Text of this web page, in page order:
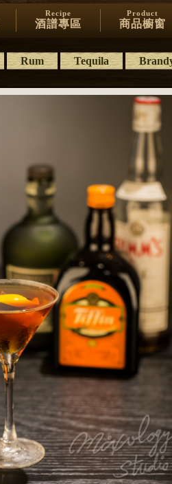
Recipe
酒譜專區
Product
商品櫥窗
Rum Tequila